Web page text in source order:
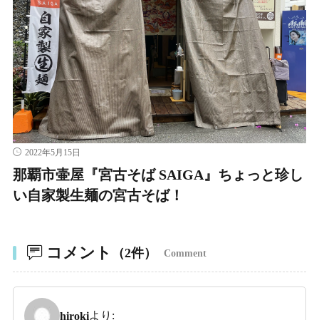
2022年5月15日
那覇市壷屋『宮古そば SAIGA』ちょっと珍し
い自家製生麺の宮古そば！
コメント （2件） Comment
hirokiより: